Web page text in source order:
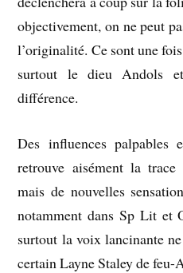
objectivement, on ne peut
l’originalité. Ce sont une
surtout le dieu Andols
différence.
Des influences palpables
retrouve aisément la
mais de nouvelles
notamment dans Sp Lit et
surtout la voix lancinante
certain Layne Staley de feu-